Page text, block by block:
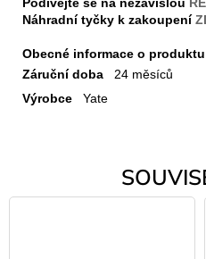
Náhradní tyčky k zakoupení
Obecné informace o produktu
Záruční doba
24 měsíců
Výrobce
Yate